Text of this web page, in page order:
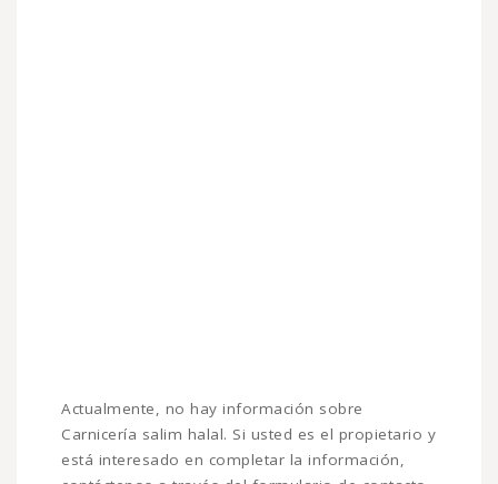
Actualmente, no hay información sobre
Carnicería salim halal. Si usted es el propietario y
está interesado en completar la información,